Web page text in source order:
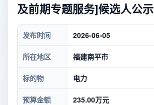
及前期专题服务]候选人公示
发布时间 2026-06-05
所在地区 福建南平市
标的物 电力
预算金额 235.00万元